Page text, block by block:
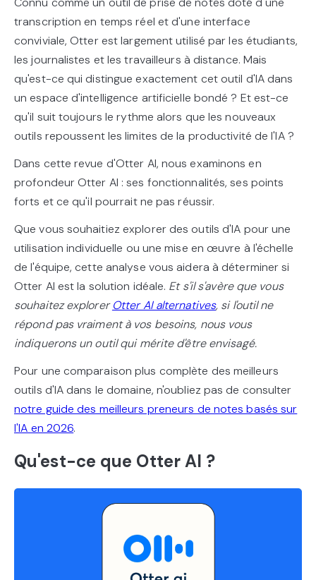
transcription en temps réel et d'une interface
conviviale, Otter est largement utilisé par les étudiants,
les journalistes et les travailleurs à distance. Mais
qu'est-ce qui distingue exactement cet outil d'IA dans
un espace d'intelligence artificielle bondé ? Et est-ce
qu'il suit toujours le rythme alors que les nouveaux
outils repoussent les limites de la productivité de l'IA ?
Dans cette revue d'Otter AI, nous examinons en
profondeur Otter AI : ses fonctionnalités, ses points
forts et ce qu'il pourrait ne pas réussir.
Que vous souhaitiez explorer des outils d'IA pour une
utilisation individuelle ou une mise en œuvre à l'échelle
de l'équipe, cette analyse vous aidera à déterminer si
Otter AI est la solution idéale. Et s'il s'avère que vous
souhaitez explorerOtter AI alternatives, si l'outil ne
répond pas vraiment à vos besoins, nous vous
indiquerons un outil qui mérite d'être envisagé.
Pour une comparaison plus complète des meilleurs
outils d'IA dans le domaine, n'oubliez pas de consulter
notre guide des meilleurs preneurs de notes basés sur
l'IA en 2026.
Qu'est-ce que Otter AI ?